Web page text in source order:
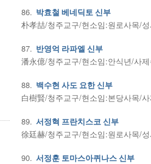
86. 박효철 베네딕토 신부
朴孝喆/청주교구/현소임:원로사목/
87. 반영억 라파엘 신부
潘永億/청주교구/현소임:안식년/사
88. 백수현 사도 요한 신부
白樹賢/청주교구/현소임:본당사목/
89. 서정혁 프란치스코 신부
徐廷赫/청주교구/현소임:원로사목/
90. 서정훈 토마스아퀴나스 신부